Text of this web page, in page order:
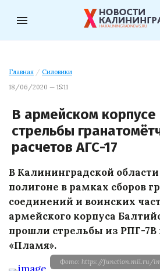
menu
Главная / Силовики
18/06/2020 — 15:11
В армейском
стрельбы
расчетов АГС-17
В Калининградской
полигоне в рамках сборов
соединений и воинских
армейского корпуса
прошли стрельбы из РПГ-7В
«Пламя».
Фото: https://function.mil.ru/